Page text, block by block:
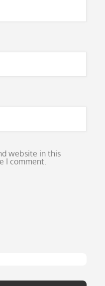
website in this
I comment.